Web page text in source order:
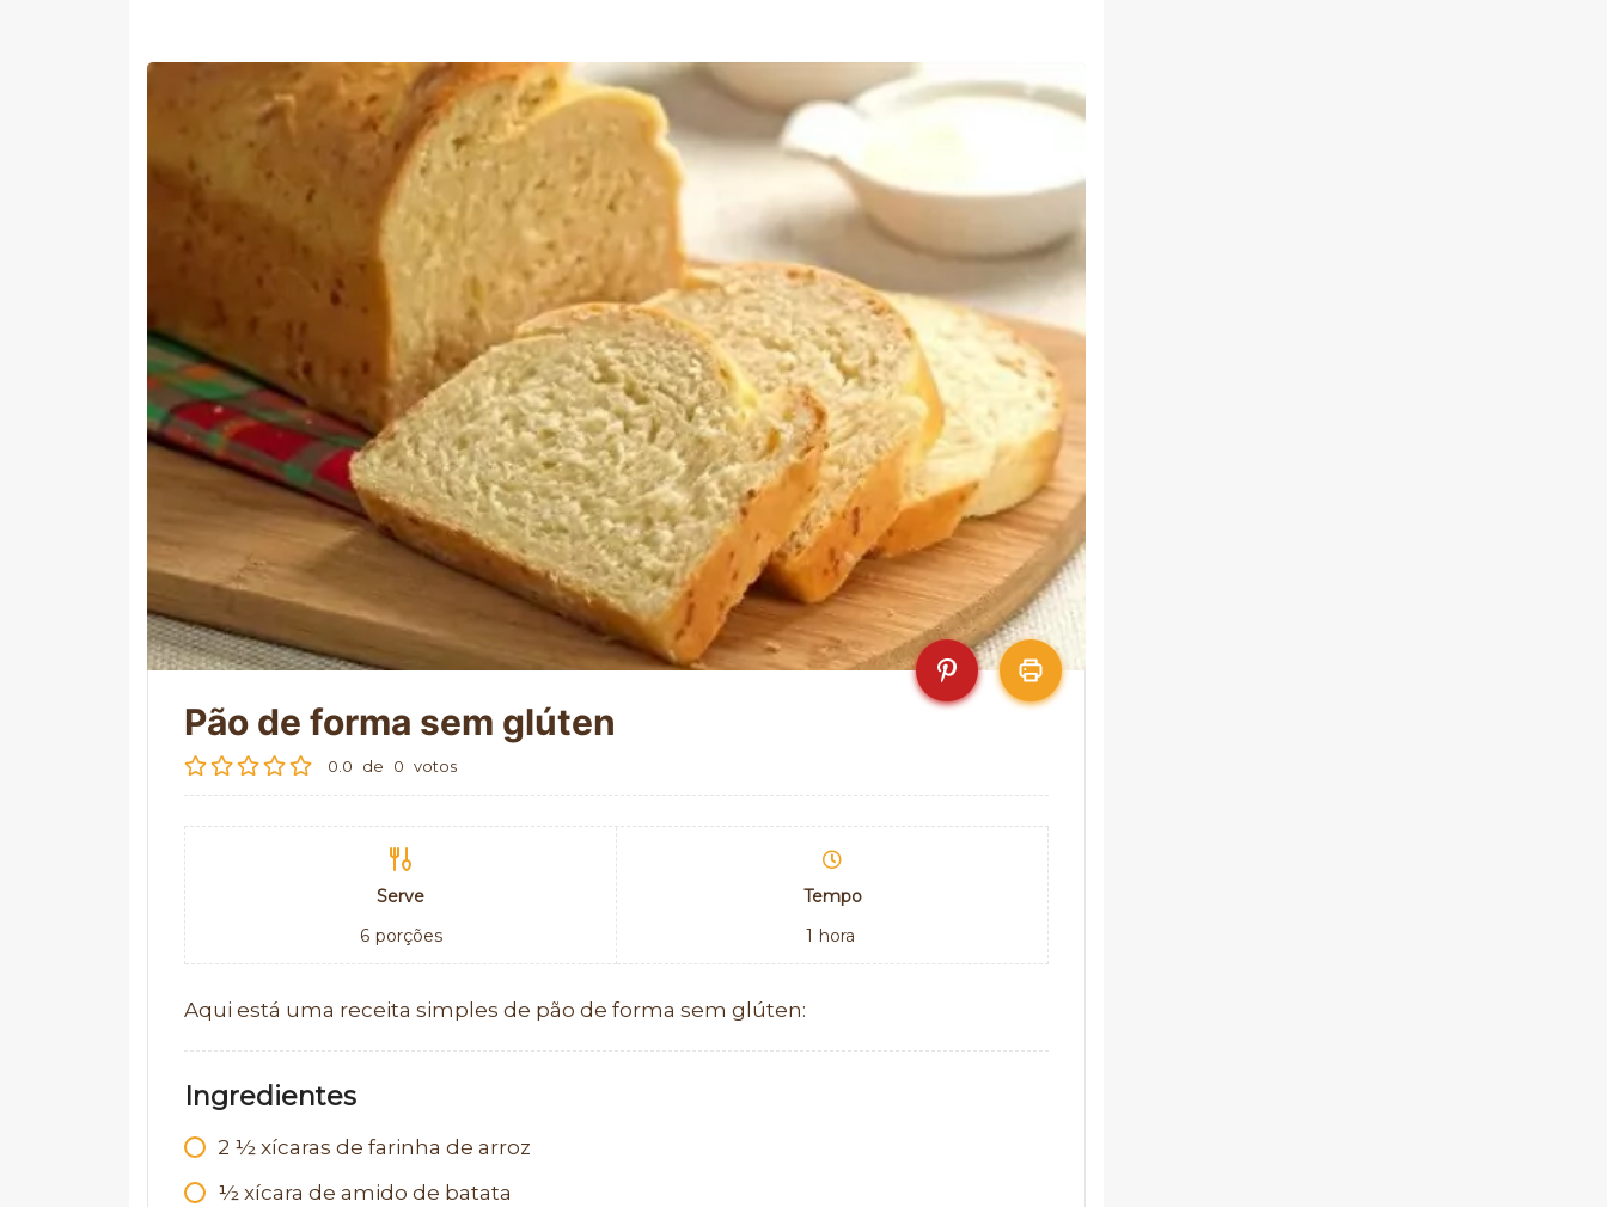
Pão de forma sem glúten
0.0 de 0 votos
Serve
6 porções
Tempo
1 hora
Aqui está uma receita simples de pão de forma sem glúten:
Ingredientes
2 ½ xícaras de farinha de arroz
½ xícara de amido de batata